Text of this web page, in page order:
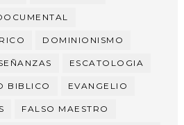
DOMINIONISMO
ESCATOLOGIA
BIBLICO EVANGELIO
FALSO MAESTRO